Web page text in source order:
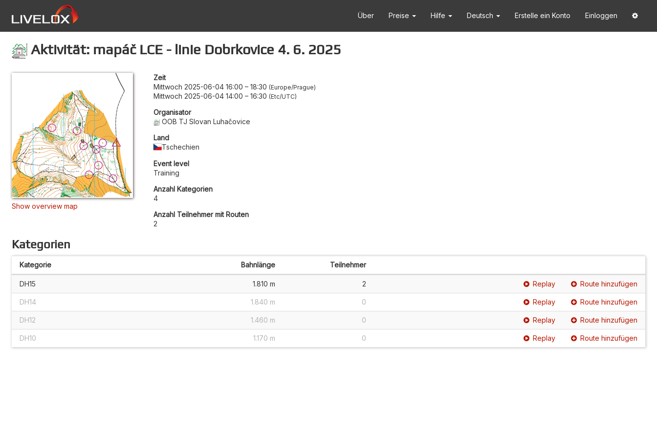
Über Preise Hilfe Deutsch Erstelle ein Konto Einloggen
Aktivität: mapáč LCE - linie Dobrkovice 4. 6. 2025
Show overview map
Zeit
Mittwoch 2025-06-04 16:00 – 18:30 Europe/Prague
Mittwoch 2025-06-04 14:00 – 16:30 Etc/UTC
Organisator
OOB TJ Slovan Luhačovice
Land
Tschechien
Event level
Training
Anzahl Kategorien
4
Anzahl Teilnehmer mit Routen
2
Kategorien
Kategorie Bahnlänge Teilnehmer
DH15 1.810 m 2 Replay Route hinzufügen
DH14 1.840 m 0 Replay Route hinzufügen
DH12 1.460 m 0 Replay Route hinzufügen
DH10 1.170 m 0 Replay Route hinzufügen